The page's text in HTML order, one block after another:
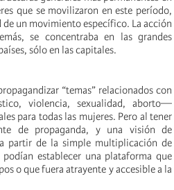
que se movilizaron en este período,
un movimiento específico. La acción
se concentraba en las grandes
sólo en las capitales.
“temas” relacionados con
violencia, sexualidad, aborto—
para todas las mujeres. Pero al tener
de propaganda, y una visión de
partir de la simple multiplicación de
establecer una plataforma que
o que fuera atrayente y accesible a la